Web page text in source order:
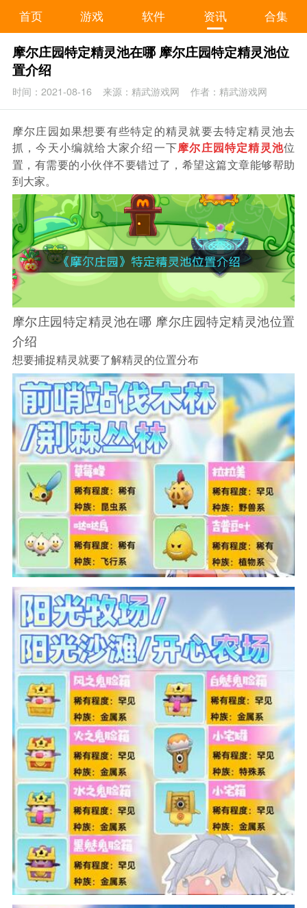
首页 游戏 软件 资讯 合集
摩尔庄园特定精灵池在哪 摩尔庄园特定精灵池位
置介绍
时间：2021-08-16 来源：精武游戏网 作者：精武游戏网
摩尔庄园如果想要有些特定的精灵就要去特定精灵池去
抓，今天小编就给大家介绍一下摩尔庄园特定精灵池位
置，有需要的小伙伴不要错过了，希望这篇文章能够帮助
到大家。
摩尔庄园特定精灵池在哪 摩尔庄园特定精灵池位置
介绍
想要捕捉精灵就要了解精灵的位置分布